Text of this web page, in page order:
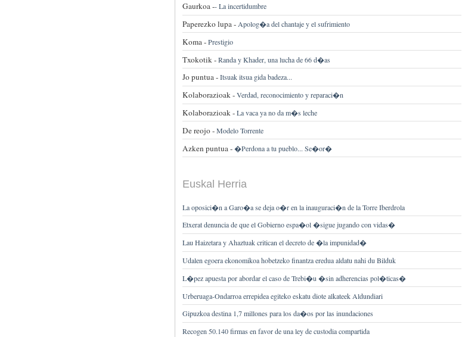
Gaurkoa --La incertidumbre
Paperezko lupa - Apolog�a del chantaje y el sufrimiento
Koma -Prestigio
Txokotik -Randa y Khader, una lucha de 66 d�as
Jo puntua -Itsuak itsua gida badeza...
Kolaborazioak -Verdad, reconocimiento y reparaci�n
Kolaborazioak -La vaca ya no da m�s leche
De reojo -Modelo Torrente
Azken puntua -�Perdona a tu pueblo... Se�or�
Euskal Herria
La oposici�n a Garo�a se deja o�r en la inauguraci�n de la Torre Iberdrola
Etxerat denuncia de que el Gobierno espa�ol �sigue jugando con vidas�
Lau Haizetara y Ahaztuak critican el decreto de �la impunidad�
Udalen egoera ekonomikoa hobetzeko finantza eredua aldatu nahi du Bilduk
L�pez apuesta por abordar el caso de Trebi�u �sin adherencias pol�ticas�
Urberuaga-Ondarroa errepidea egiteko eskatu diote alkateek Aldundiari
Gipuzkoa destina 1,7 millones para los da�os por las inundaciones
Recogen 50.140 firmas en favor de una ley de custodia compartida